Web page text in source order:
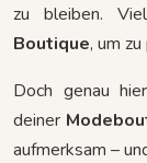
zu bleiben.
Boutique, um
Doch genau
deiner
aufmerksam –